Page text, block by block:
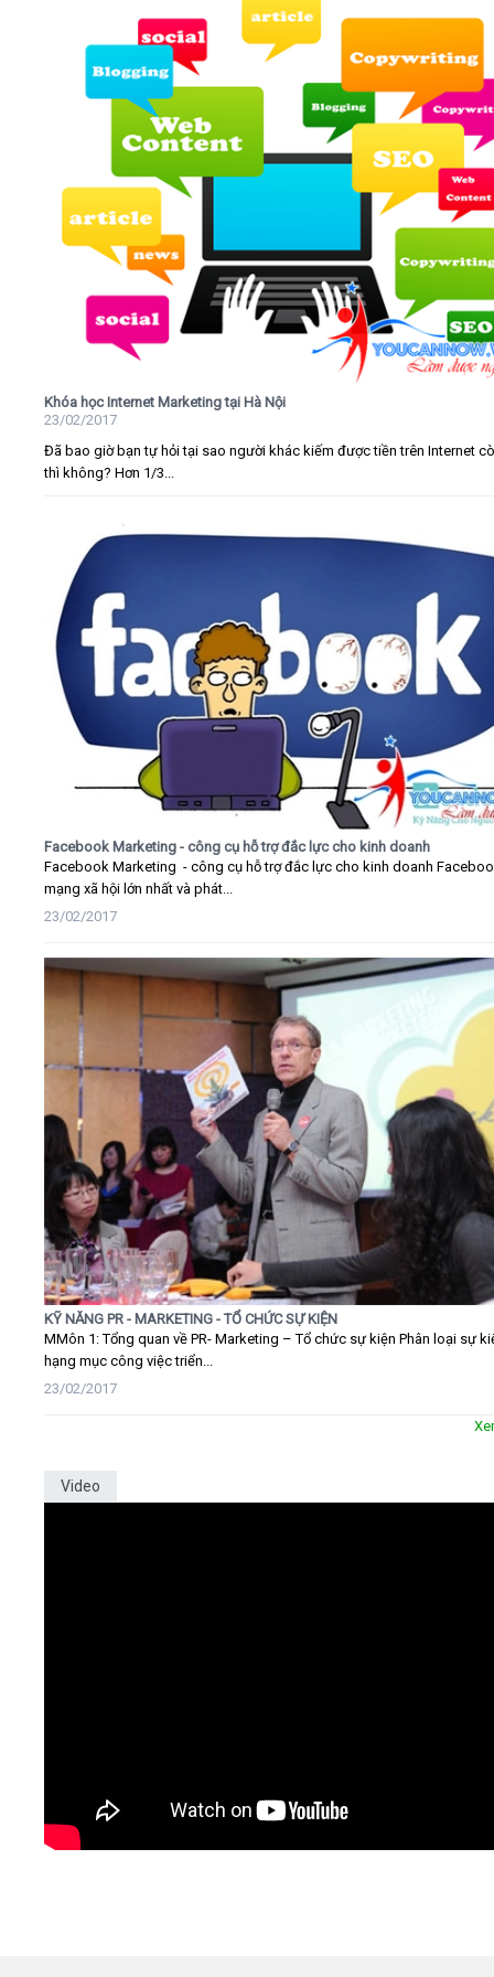
Khóa học Internet Marketing tại Hà Nội
23/02/2017
Đã bao giờ bạn tự hỏi tại sao người khác kiếm được tiền trên Internet
thì không? Hơn 1/3...
Facebook Marketing - công cụ hỗ trợ đắc lực cho kinh doanh
Facebook Marketing - công cụ hỗ trợ đắc lực cho kinh doanh
mạng xã hội lớn nhất và phát...
23/02/2017
KỸ NĂNG PR - MARKETING - TỔ CHỨC SỰ KIỆN
MMôn 1: Tổng quan về PR- Marketing – Tổ chức sự kiện Phân loại sự
hạng mục công việc triển...
23/02/2017
Video